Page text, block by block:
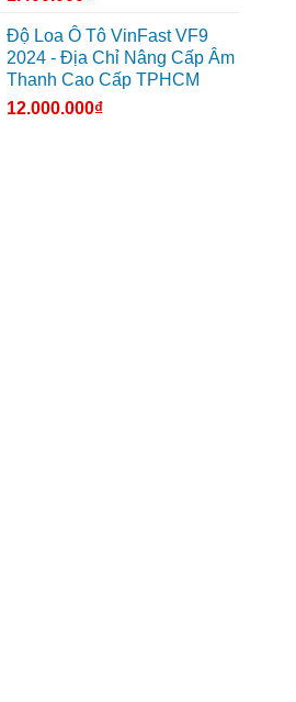
Độ Loa Ô Tô VinFast VF9
2024 - Địa Chỉ Nâng Cấp Âm
Thanh Cao Cấp TPHCM
12.000.000₫